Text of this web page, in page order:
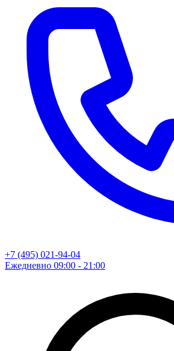
+7 (495) 021-94-04
Ежедневно 09:00 - 21:00